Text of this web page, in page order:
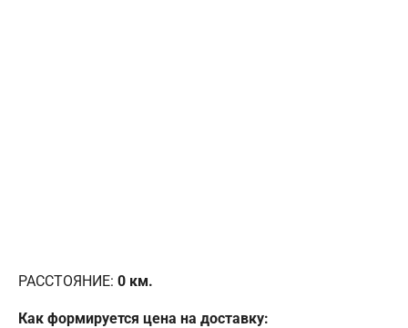
РАССТОЯНИЕ: 0 км.
Как формируется цена на доставку: